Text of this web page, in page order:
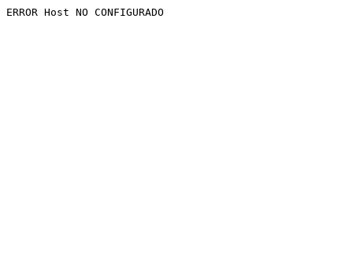
ERROR Host NO CONFIGURADO